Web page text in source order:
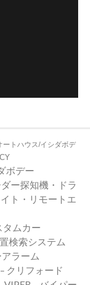
トハウス/イシダボデ
ボデー
ー探知機・ドラ
ト・リモートエ
タムカー
検索システム
ラーム
クリフォード